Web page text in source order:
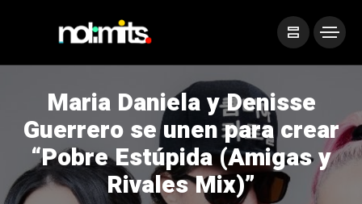
Maria Daniela y Denisse
Guerrero se unen para crear
“Pobre Estúpida (Amigas y
Rivales Mix)”